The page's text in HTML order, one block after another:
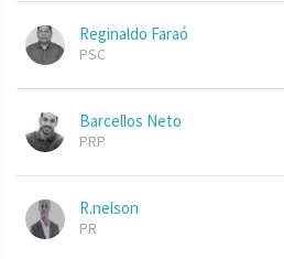
Reginaldo Faraó
PSC
Barcellos Neto
PRP
R.nelson
PR